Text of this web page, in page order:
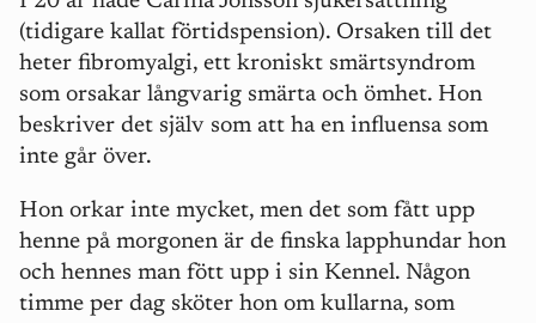
(tidigare kallat förtidspension). Orsaken till det
heter fibromyalgi, ett kroniskt smärtsyndrom
som orsakar långvarig smärta och ömhet. Hon
beskriver det själv som att ha en influensa som
inte går över.
Hon orkar inte mycket, men det som fått upp
henne på morgonen är de finska lapphundar hon
och hennes man fött upp i sin Kennel. Någon
timme per dag sköter hon om kullarna, som